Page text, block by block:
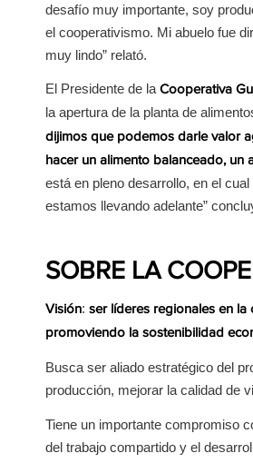
desafío muy importante, soy
el cooperativismo. Mi abuelo fue
muy lindo” relató.
El Presidente de la Cooperativa
la apertura de la planta de
dijimos que podemos darle valor
hacer un alimento balanceado, un
está en pleno desarrollo, en el
estamos llevando adelante”
SOBRE LA
Visión: ser líderes regionales en
promoviendo la sostenibilidad
Busca ser aliado estratégico del
producción, mejorar la calidad de
Tiene un importante compromiso
del trabajo compartido y el